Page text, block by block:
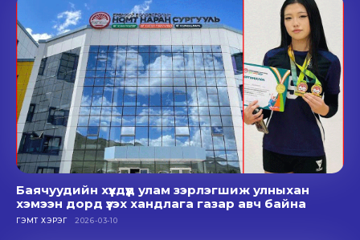
Баячуудийн хүүхдүүд улам зэрлэгшиж улныхан
хэмээн дорд үзэх хандлага газар авч байна
ГЭМТ ХЭРЭГ 2026-03-10